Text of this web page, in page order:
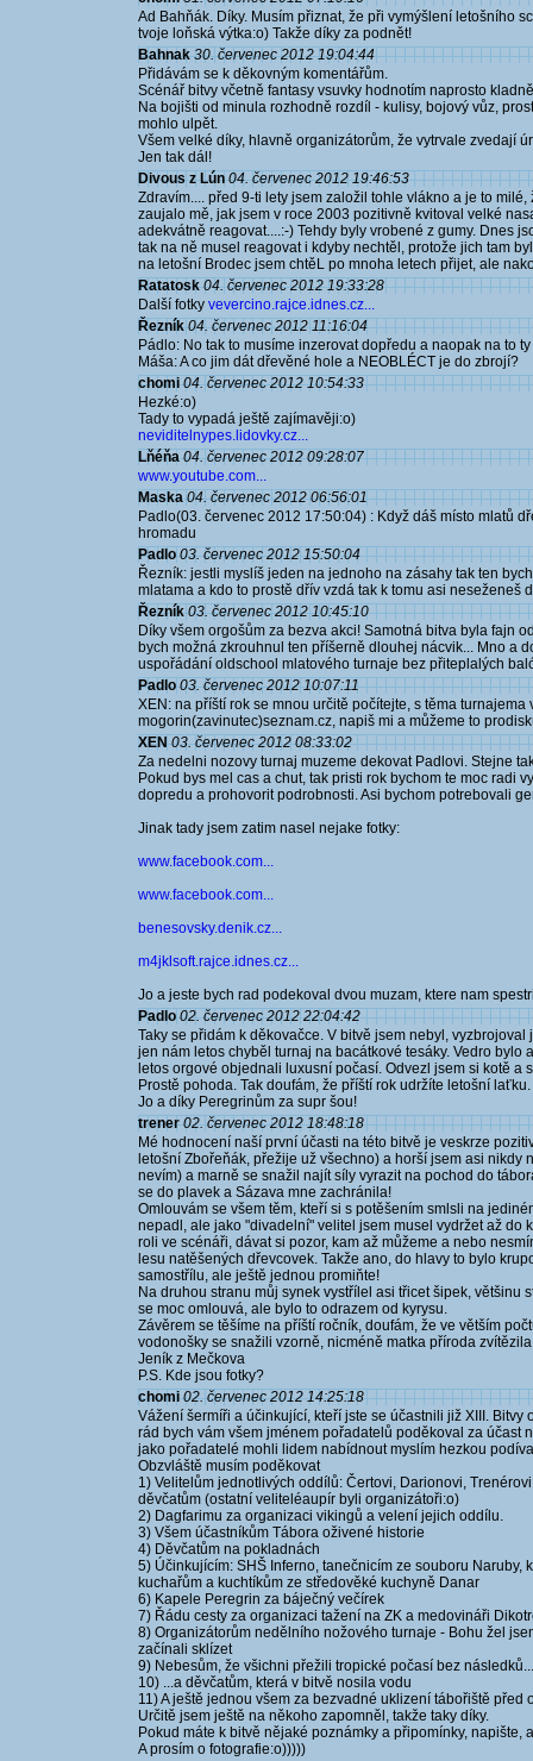
Ad Bahňák. Díky. Musím přiznat, že při vymýšlení letošního
tvoje loňská výtka:o) Takže díky za podnět!
Bahnak 30. červenec 2012 19:04:44
Přidávám se k děkovným komentářům.
Scénář bitvy včetně fantasy vsuvky hodnotím naprosto
Na bojišti od minula rozhodně rozdíl - kulisy, bojový vůz,
mohlo ulpět.
Všem velké díky, hlavně organizátorům, že vytrvale zvedají
Jen tak dál!
Divous z Lún 04. červenec 2012 19:46:53
Zdravím.... před 9-ti lety jsem založil tohle vlákno a je to
zaujalo mě, jak jsem v roce 2003 pozitivně kvitoval velké
adekvátně reagovat....:-) Tehdy byly vrobené z gumy. Dnes
tak na ně musel reagovat i kdyby nechtěl, protože jich tam
na letošní Brodec jsem chtěL po mnoha letech přijet, ale
Ratatosk 04. červenec 2012 19:33:28
Další fotky vevercino.rajce.idnes.cz...
Řezník 04. červenec 2012 11:16:04
Pádlo: No tak to musíme inzerovat dopředu a naopak na to
Máša: A co jim dát dřevěné hole a NEOBLÉCT je do zbrojí?
chomi 04. červenec 2012 10:54:33
Hezké:o)
Tady to vypadá ještě zajímavěji:o)
neviditelnypes.lidovky.cz...
Lňéňa 04. červenec 2012 09:28:07
www.youtube.com...
Maska 04. červenec 2012 06:56:01
Padlo(03. červenec 2012 17:50:04) : Když dáš místo mlatů
hromadu
Padlo 03. červenec 2012 15:50:04
Řezník: jestli myslíš jeden na jednoho na zásahy tak ten
mlatama a kdo to prostě dřív vzdá tak k tomu asi neseženeš
Řezník 03. červenec 2012 10:45:10
Díky všem orgošům za bezva akci! Samotná bitva byla fajn
bych možná zkrouhnul ten příšerně dlouhej nácvik... Mno a
uspořádání oldschool mlatového turnaje bez přiteplalých
Padlo 03. červenec 2012 10:07:11
XEN: na příští rok se mnou určitě počítejte, s těma
mogorin(zavinutec)seznam.cz, napiš mi a můžeme to
XEN 03. červenec 2012 08:33:02
Za nedelni nozovy turnaj muzeme dekovat Padlovi. Stejne
Pokud bys mel cas a chut, tak pristi rok bychom te moc radi
dopredu a prohovorit podrobnosti. Asi bychom potrebovali
Jinak tady jsem zatim nasel nejake fotky:
www.facebook.com...
www.facebook.com...
benesovsky.denik.cz...
m4jklsoft.rajce.idnes.cz...
Jo a jeste bych rad podekoval dvou muzam, ktere nam
Padlo 02. červenec 2012 22:04:42
Taky se přidám k děkovačce. V bitvě jsem nebyl,
jen nám letos chyběl turnaj na bacátkové tesáky. Vedro bylo
letos orgové objednali luxusní počasí. Odvezl jsem si kotě
Prostě pohoda. Tak doufám, že příští rok udržíte letošní laťku.
Jo a díky Peregrinům za supr šou!
trener 02. červenec 2012 18:48:18
Mé hodnocení naší první účasti na této bitvě je veskrze
letošní Zbořeňák, přežije už všechno) a horší jsem asi nikdy
nevím) a marně se snažil najít síly vyrazit na pochod do
se do plavek a Sázava mne zachránila!
Omlouvám se všem těm, kteří si s potěšením smlsli na
nepadl, ale jako "divadelní" velitel jsem musel vydržet až
roli ve scénáři, dávat si pozor, kam až můžeme a nebo
lesu natěšených dřevcovek. Takže ano, do hlavy to bylo
samostřílu, ale ještě jednou promiňte!
Na druhou stranu můj synek vystřílel asi třicet šipek, většinu
se moc omlouvá, ale bylo to odrazem od kyrysu.
Závěrem se těšíme na příští ročník, doufám, že ve větším
vodonošky se snažili vzorně, nicméně matka příroda zvítězila
Jeník z Mečkova
P.S. Kde jsou fotky?
chomi 02. červenec 2012 14:25:18
Vážení šermíři a účinkující, kteří jste se účastnili již XIII. Bitvy
rád bych vám všem jménem pořadatelů poděkoval za účast
jako pořadatelé mohli lidem nabídnout myslím hezkou
Obzvláště musím poděkovat
1) Velitelům jednotlivých oddílů: Čertovi, Darionovi,
děvčatům (ostatní veliteléaupír byli organizátoři:o)
2) Dagfarimu za organizaci vikingů a velení jejich oddílu.
3) Všem účastníkům Tábora oživené historie
4) Děvčatům na pokladnách
5) Účinkujícím: SHŠ Inferno, tanečnicím ze souboru
kuchařům a kuchtíkům ze středověké kuchyně Danar
6) Kapele Peregrin za báječný večírek
7) Řádu cesty za organizaci tažení na ZK a medovináři
8) Organizátorům nedělního nožového turnaje - Bohu žel
začínali sklízet
9) Nebesům, že všichni přežili tropické počasí bez následků...
10) ...a děvčatům, která v bitvě nosila vodu
11) A ještě jednou všem za bezvadné uklizení tábořiště před
Určitě jsem ještě na někoho zapomněl, takže taky díky.
Pokud máte k bitvě nějaké poznámky a připomínky, napište,
A prosím o fotografie:o)))))